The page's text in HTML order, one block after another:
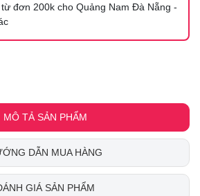
từ đơn 200k cho Quảng Nam Đà Nẵng -
MÔ TẢ SẢN PHẨM
DẪN MUA HÀNG
GIÁ SẢN PHẨM